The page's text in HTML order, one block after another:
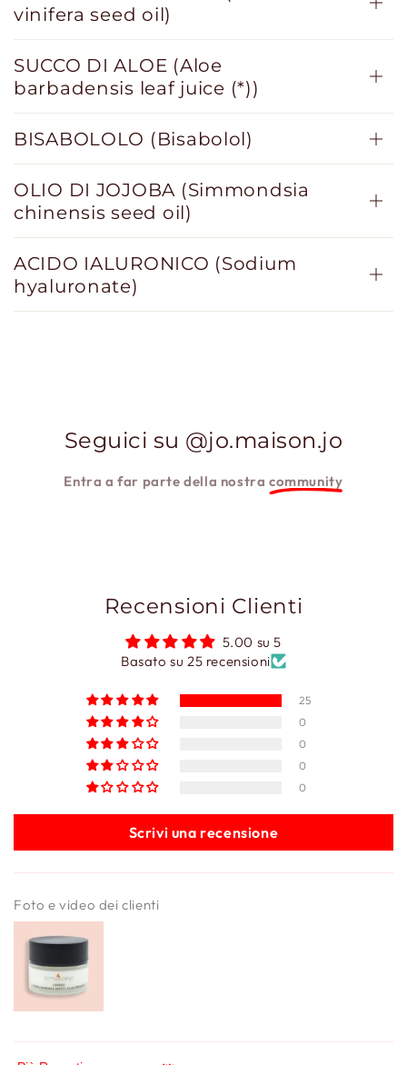
vinifera seed oil)
SUCCO DI ALOE (Aloe
barbadensis leaf juice (*))
BISABOLOLO (Bisabolol)
OLIO DI JOJOBA (Simmondsia
chinensis seed oil)
ACIDO IALURONICO (Sodium
hyaluronate)
Seguici su @jo.maison.jo
Entra a far parte della nostracommunity
Recensioni Clienti
5.00 su 5
Basato su 25 recensioni
25
0
0
0
0
Scrivi una recensione
Foto e video dei clienti